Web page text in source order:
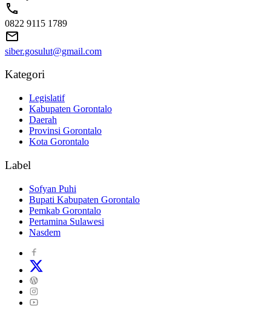
0822 9115 1789
siber.gosulut@gmail.com
Kategori
Legislatif
Kabupaten Gorontalo
Daerah
Provinsi Gorontalo
Kota Gorontalo
Label
Sofyan Puhi
Bupati Kabupaten Gorontalo
Pemkab Gorontalo
Pertamina Sulawesi
Nasdem